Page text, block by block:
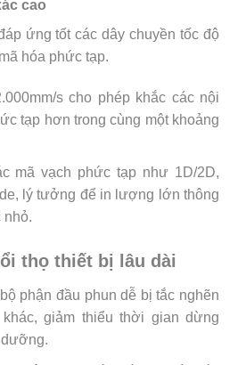
cao
ứng tốt các dây chuyền tốc độ
hóa phức tạp.
s cho phép khắc các nội
tạp hơn trong cùng một khoảng
mã vạch phức tạp như 1D/2D,
lý tưởng để in lượng lớn thông
nhỏ.
thọ thiết bị lâu dài
phận đầu phun dễ bị tắc nghẽn
giảm thiểu thời gian dừng
dưỡng.